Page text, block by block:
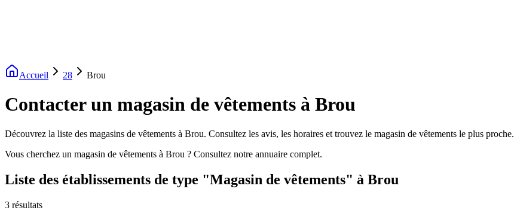
Accueil 28 Brou
Contacter un magasin de vêtements à Brou
Découvrez la liste des magasins de vêtements à Brou. Consultez les avis, les horaires et trouvez le magasin de vêtements le plus proche.
Vous cherchez un magasin de vêtements à Brou ? Consultez notre annuaire complet.
Liste des établissements de type "Magasin de vêtements" à Brou
3 résultats